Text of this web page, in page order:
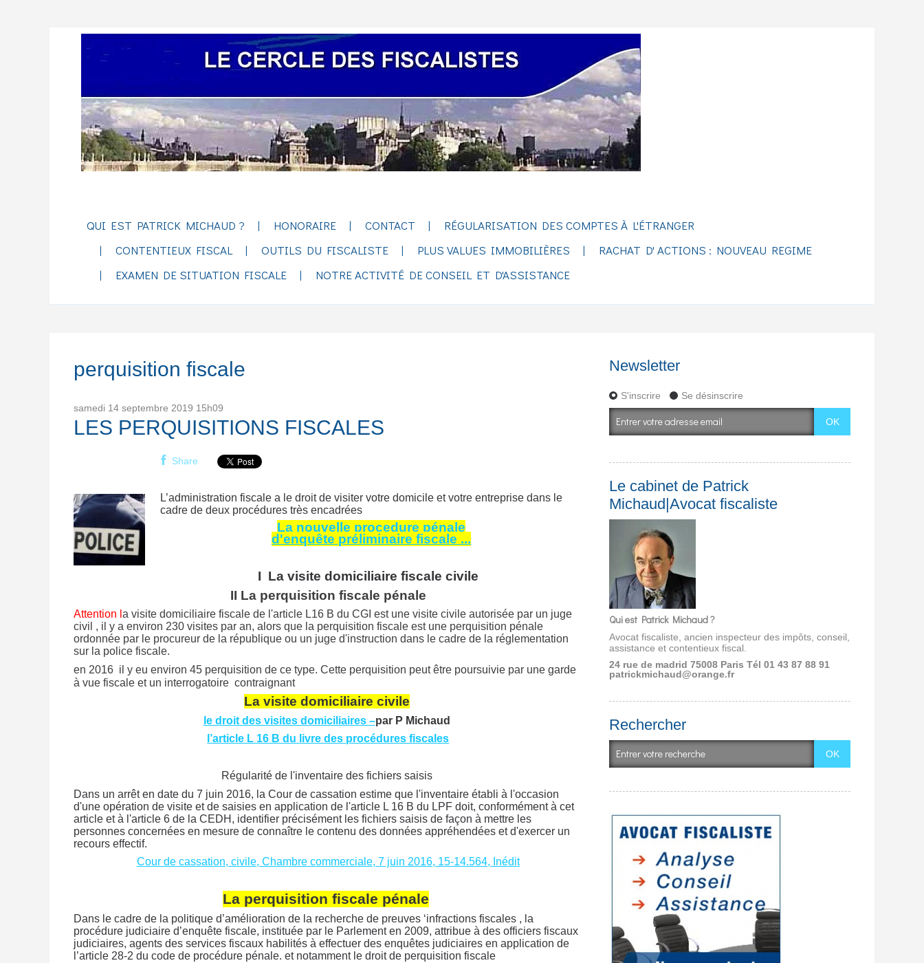
QUI EST PATRICK MICHAUD ? HONORAIRE CONTACT
RÉGULARISATION DES COMPTES À L'ÉTRANGER
CONTENTIEUX FISCAL
OUTILS DU FISCALISTE PLUS VALUES IMMOBILIÈRES
RACHAT D' ACTIONS : NOUVEAU REGIME
EXAMEN DE SITUATION FISCALE
NOTRE ACTIVITÉ DE CONSEIL ET D'ASSISTANCE
perquisition fiscale
samedi 14 septembre 2019 15h09
LES PERQUISITIONS FISCALES
Share
L’administration fiscale a le droit de visiter votre domicile et votre entreprise dans le
cadre de deux procédures très encadrées
La nouvelle procedure pénale
d'enquête préliminaire fiscale ...
I La visite domiciliaire fiscale civile
II La perquisition fiscale pénale
Attention l a visite domiciliaire fiscale de l'article L16 B du CGI est une visite civile autorisée par un juge
civil , il y a environ 230 visites par an, alors que la perquisition fiscale est une perquisition pénale
ordonnée par le procureur de la république ou un juge d'instruction dans le cadre de la réglementation
sur la police fiscale.
en 2016 il y eu environ 45 perquisition de ce type. Cette perquisition peut être poursuivie par une garde
à vue fiscale et un interrogatoire contraignant
La visite domiciliaire civile
le droit des visites domiciliaires –par P Michaud
l’article L 16 B du livre des procédures fiscales
Régularité de l'inventaire des fichiers saisis
Dans un arrêt en date du 7 juin 2016, la Cour de cassation estime que l'inventaire établi à l'occasion
d'une opération de visite et de saisies en application de l'article L 16 B du LPF doit, conformément à cet
article et à l'article 6 de la CEDH, identifier précisément les fichiers saisis de façon à mettre les
personnes concernées en mesure de connaître le contenu des données appréhendées et d'exercer un
recours effectif.
Cour de cassation, civile, Chambre commerciale, 7 juin 2016, 15-14.564, Inédit
La perquisition fiscale pénale
Dans le cadre de la politique d’amélioration de la recherche de preuves ‘infractions fiscales , la
procédure judiciaire d’enquête fiscale, instituée par le Parlement en 2009, attribue à des officiers fiscaux
judiciaires, agents des services fiscaux habilités à effectuer des enquêtes judiciaires en application de
l’article 28-2 du code de procédure pénale. et notamment le droit de perquisition fiscale
Newsletter
S'inscrire Se désinscrire
Le cabinet de Patrick
Michaud|Avocat fiscaliste
Qui est Patrick Michaud ?
Avocat fiscaliste, ancien inspecteur des impôts, conseil,
assistance et contentieux fiscal.
24 rue de madrid 75008 ParisTél 01 43 87 88 91
patrickmichaud@orange.fr
Rechercher